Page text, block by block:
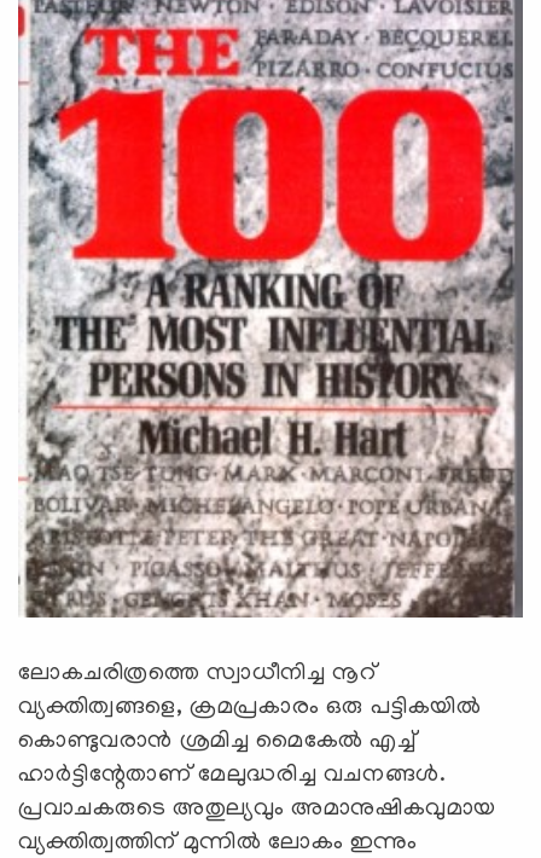
i
o
n
ലോകചരിത്രത്തെ സ്വാധീനിച്ച നൂറ്
വ്യക്തിത്വങ്ങളെ, ക്രമപ്രകാരം ഒരു പട്ടികയില്‍
കൊണ്ടുവരാന്‍ ശ്രമിച്ച മൈകേല്‍ എച്ച്
ഹാര്‍ട്ടിന്റേതാണ് മേലുദ്ധരിച്ച വചനങ്ങള്‍.
പ്രവാചകരുടെ അതുല്യവും അമാനുഷികവുമായ
വ്യക്തിത്വത്തിന് മുന്നില്‍ ലോകം ഇന്നും